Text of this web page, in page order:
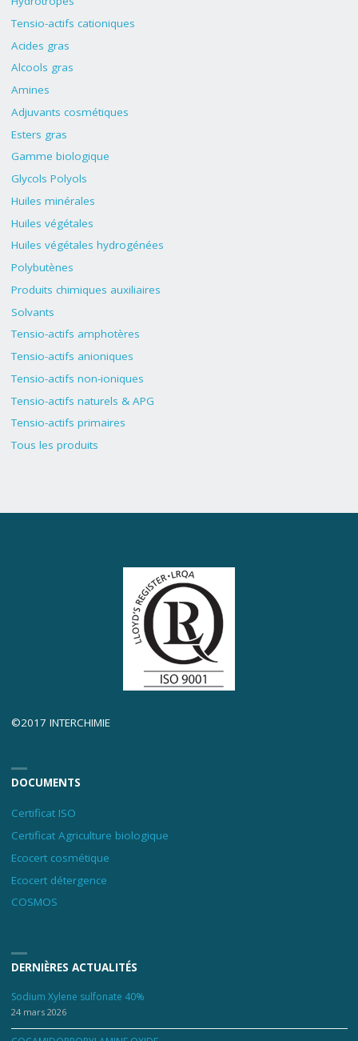
Tensio-actifs cationiques
Acides gras
Alcools gras
Amines
Adjuvants cosmétiques
Esters gras
Gamme biologique
Glycols Polyols
Huiles minérales
Huiles végétales
Huiles végétales hydrogénées
Polybutènes
Produits chimiques auxiliaires
Solvants
Tensio-actifs amphotères
Tensio-actifs anioniques
Tensio-actifs non-ioniques
Tensio-actifs naturels & APG
Tensio-actifs primaires
Tous les produits
©2017 INTERCHIMIE
DOCUMENTS
Certificat ISO
Certificat Agriculture biologique
Ecocert cosmétique
Ecocert détergence
COSMOS
DERNIÈRES ACTUALITÉS
Sodium Xylene sulfonate 40%
24 mars 2026